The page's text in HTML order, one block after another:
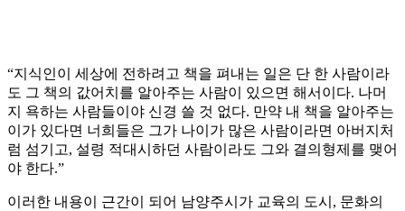
“지식인이 세상에 전하려고 책을 펴내는 일은 단 한 사람이라
도 그 책의 값어치를 알아주는 사람이 있으면 해서이다. 나머
지 욕하는 사람들이야 신경 쓸 것 없다. 만약 내 책을 알아주는
이가 있다면 너희들은 그가 나이가 많은 사람이라면 아버지처
럼 섬기고, 설령 적대시하던 사람이라도 그와 결의형제를 맺어
야 한다.”
이러한 내용이 근간이 되어 남양주시가 교육의 도시, 문화의